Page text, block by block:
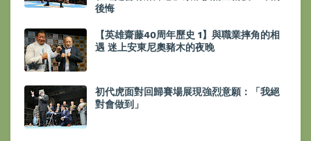
後悔
【英雄齋藤40周年歷史 1】與職業摔角的相
遇 迷上安東尼奧豬木的夜晚
初代虎面對回歸賽場展現強烈意願：「我絕
對會做到」